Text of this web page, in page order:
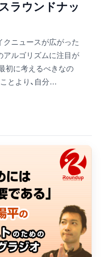
ラウンドナッ
ニュースが広がった
アルゴリズムに注目が
初に考えるべきなの
とより、自分…